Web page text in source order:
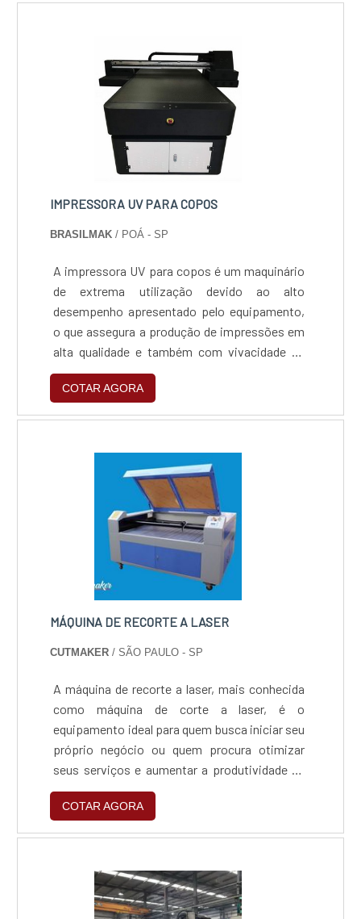
somados a um time multidisciplinar de
vasta experiência na área de atuação,
garantem a melhor experiência para os
clientes.
IMPRESSORA UV PARA COPOS
BRASILMAK / POÁ - SP
A impressora UV para copos é um maquinário
de extrema utilização devido ao alto
desempenho apresentado pelo equipamento,
o que assegura a produção de impressões em
alta qualidade e também com vivacidade de
cores. Um dos maiores fatores benéficos
trazidos por este tipo de impressora é a
capacidade de realizar impressões em uma
mais rígidas às maleáveis, independentemente
se são planas ou não, tornando-se, assim, a
mais adequada para copos.MAIS
INFORMAÇÕES.
COTAR AGORA
MÁQUINA DE RECORTE A LASER
CUTMAKER / SÃO PAULO - SP
A máquina de recorte a laser, mais conhecida
como máquina de corte a laser, é o
equipamento ideal para quem busca iniciar seu
próprio negócio ou quem procura otimizar
seus serviços e aumentar a produtividade de
sua empresa. Primeiramente, para entender a
importância dessa máquina em seus
negócios, é preciso entender seu
comando numérico computadorizado,
conhecido como CNC, que controla um
emissor de lase....
COTAR AGORA